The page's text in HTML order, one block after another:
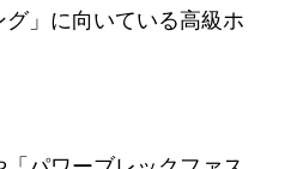
」に向いている高級ホ